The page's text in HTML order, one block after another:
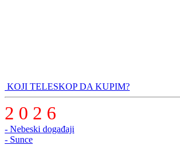
KOJI TELESKOP DA KUPIM?
2 0 2 6
- Nebeski događaji
- Sunce